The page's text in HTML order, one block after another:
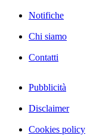
Notifiche
Chi siamo
Contatti
Pubblicità
Disclaimer
Cookies policy